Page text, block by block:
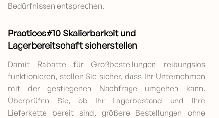
Bedürfnissen entsprechen.
Practices#10 Skalierbarkeit und
Lagerbereitschaft sicherstellen
Damit Rabatte für Großbestellungen reibungslos
funktionieren, stellen Sie sicher, dass Ihr Unternehmen
mit der gestiegenen Nachfrage umgehen kann.
Überprüfen Sie, ob Ihr Lagerbestand und Ihre
Lieferkette bereit sind, größere Bestellungen ohne